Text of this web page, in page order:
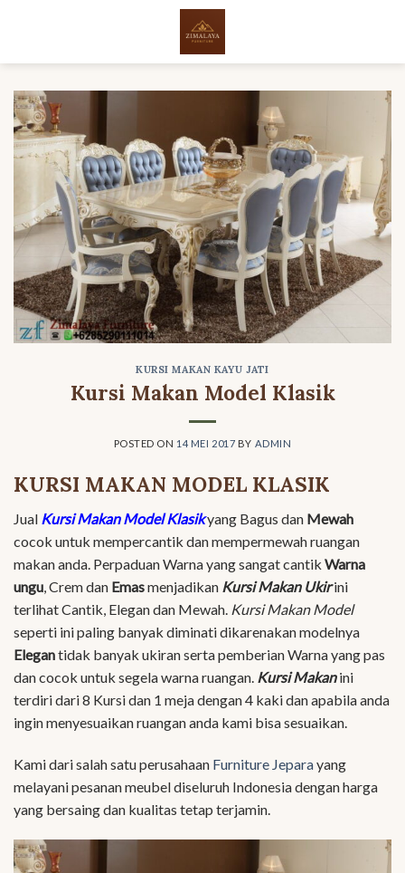
KURSI MAKAN KAYU JATI
Kursi Makan Model Klasik
POSTED ON 14 MEI 2017 BY ADMIN
KURSI MAKAN MODEL KLASIK
Jual Kursi Makan Model Klasikyang Bagus dan Mewah
cocok untuk mempercantik dan mempermewah ruangan
makan anda. Perpaduan Warna yang sangat cantik Warna
ungu, Crem dan Emasmenjadikan Kursi Makan Ukirini
terlihat Cantik, Elegan dan Mewah. Kursi Makan Model
seperti ini paling banyak diminati dikarenakan modelnya
Elegantidak banyak ukiran serta pemberian Warna yang pas
dan cocok untuk segela warna ruangan. Kursi Makanini
terdiri dari 8 Kursi dan 1 meja dengan 4 kaki dan apabila anda
ingin menyesuaikan ruangan anda kami bisa sesuaikan.
Kami dari salah satu perusahaan Furniture Jeparayang
melayani pesanan meubel diseluruh Indonesia dengan harga
yang bersaing dan kualitas tetap terjamin.